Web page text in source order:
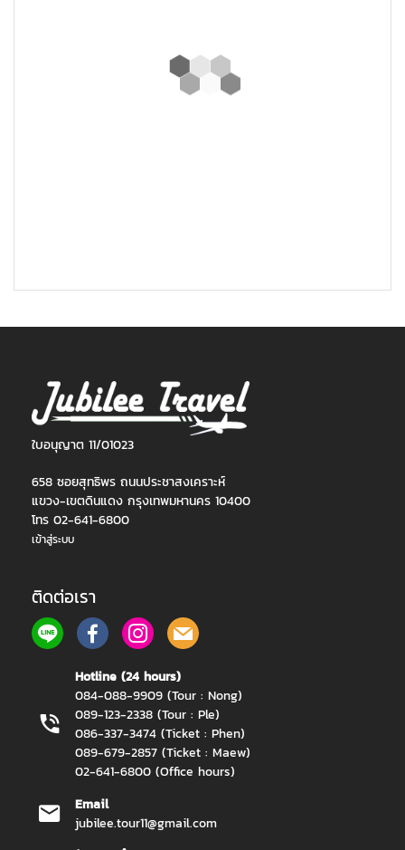
ใบอนุญาต 11/01023
658 ซอยสุทธิพร ถนนประชาสงเคราะห์
แขวง-เขตดินแดง กรุงเทพมหานคร 10400
โทร 02-641-6800
เข้าสู่ระบบ
ติดต่อเรา
Hotline (24 hours)
084-088-9909 (Tour : Nong)
089-123-2338 (Tour : Ple)
086-337-3474 (Ticket : Phen)
089-679-2857 (Ticket : Maew)
02-641-6800 (Office hours)
Email
jubilee.tour11@gmail.com